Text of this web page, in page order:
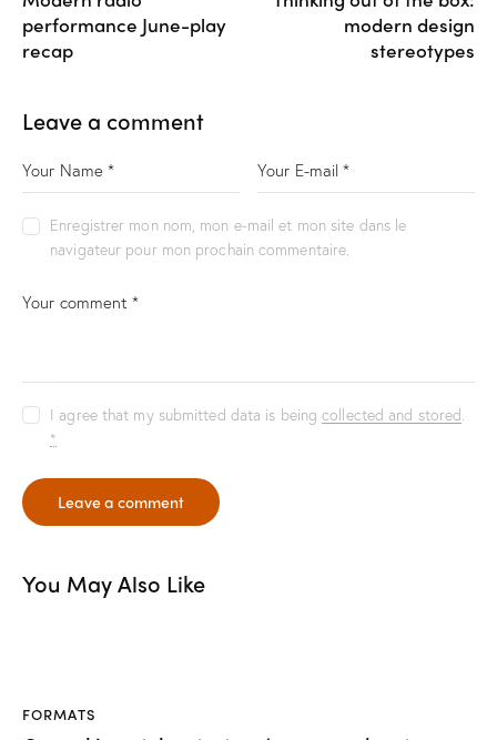
performance June-play
recap
modern design
stereotypes
Leave a comment
Enregistrer mon nom, mon e-mail et mon site dans le
navigateur pour mon prochain commentaire.
I agree that my submitted data is beingcollected and stored
*
You May Also Like
FORMATS